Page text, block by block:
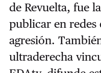
de Revuelta, fue
publicar en redes
agresión.
ultraderecha